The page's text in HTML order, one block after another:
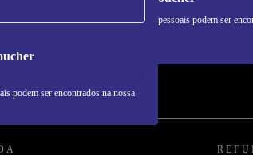
podem ser encontrados na nossa
Informações sobre o uso de dados pessoais podem ser